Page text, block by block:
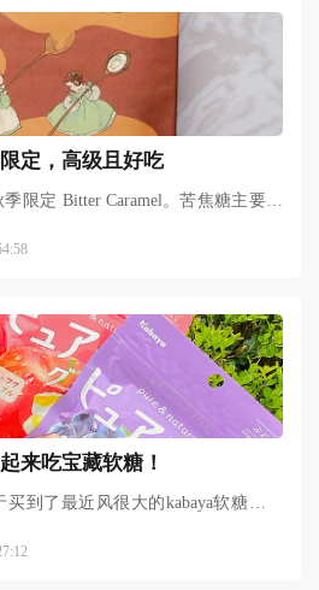
定，高级且好吃
限定 Bitter Caramel。苦焦糖主要在
来吃宝藏软糖！
到了最近风很大的kabaya软糖啦！